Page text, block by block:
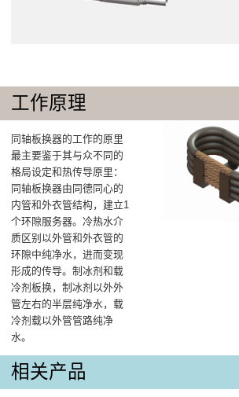
工作原理
同轴板换器的工作的原里
最主要鉴于其与众不同的
格局设定和热传导原里：
同轴板换器由同德同心的
内管和外衣管结构，建立1
个环隙服务器。冷热水介
质区别以外管和外衣管的
环隙中纯净水，进而变现
形成的传导。制冰剂和载
冷剂板换，制冰剂以外外
管左右的半层纯净水，载
冷剂载以外管管路纯净
水。
相关产品